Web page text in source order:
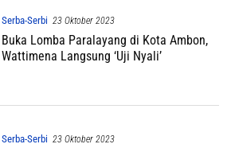
Serba-Serbi 23 Oktober 2023
Buka Lomba Paralayang di Kota Ambon,
Wattimena Langsung ‘Uji Nyali’
Serba-Serbi 23 Oktober 2023